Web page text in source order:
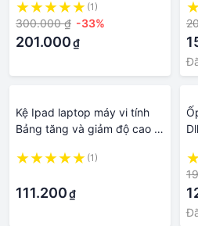
/PRO/ 2/3/4/ MINI 5
(1)
300.000 ₫ -33%
201.000₫
Kệ Ipad laptop máy vi tính
Bảng tăng và giảm độ cao -
kim loại tổng hợp nhôm thời
(1)
111.200₫
5